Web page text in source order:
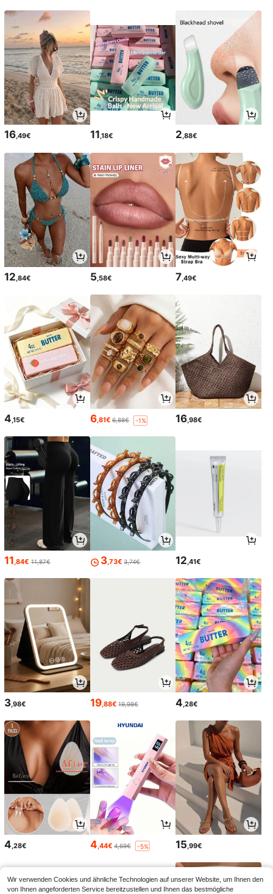
16,49€ 11,18€ 2,88€
12 ,84€ 5 ,58€ 7 ,49€
4,15€ 6,81€ 6,88€ -1% 16,98€
11,84€ 11,87€ 3,73€ 3,74€ 12,41€
3 ,98€ 19,88€ 19,98€ 4 ,28€
4 ,28€ 4 ,44€ 4,69€ -5% 15 ,99€
Wir verwenden Cookies und ähnliche Technologien auf unserer Website, um Ihnen den
von Ihnen angeforderten Service bereitzustellen und Ihnen das bestmögliche